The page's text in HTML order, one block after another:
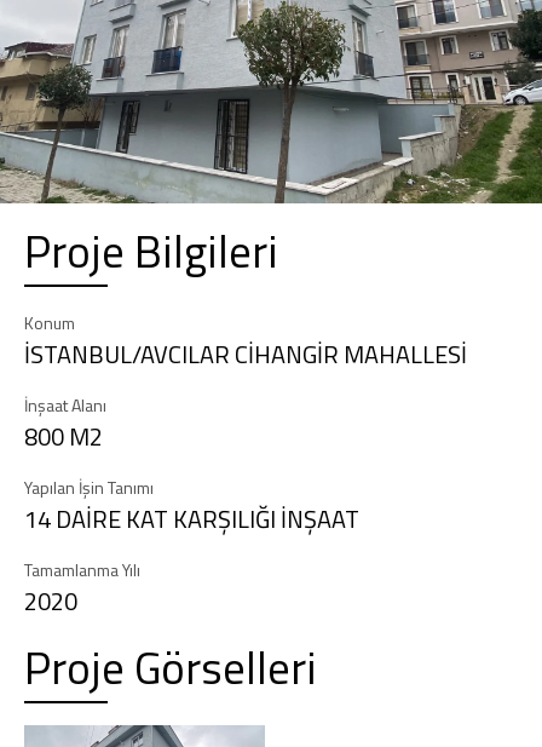
Proje Bilgileri
Konum
İSTANBUL/AVCILAR CİHANGİR MAHALLESİ
İnşaat Alanı
800 M2
Yapılan İşin Tanımı
14 DAİRE KAT KARŞILIĞI İNŞAAT
Tamamlanma Yılı
2020
Proje Görselleri